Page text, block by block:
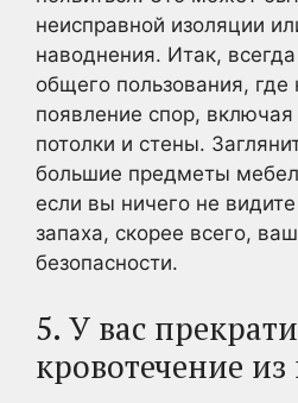
неисправной изоляции
наводнения. Итак,
общего пользования, где
появление спор,
потолки и стены.
большие предметы
если вы ничего не
запаха, скорее всего,
безопасности.
5. У вас
кровотечение из